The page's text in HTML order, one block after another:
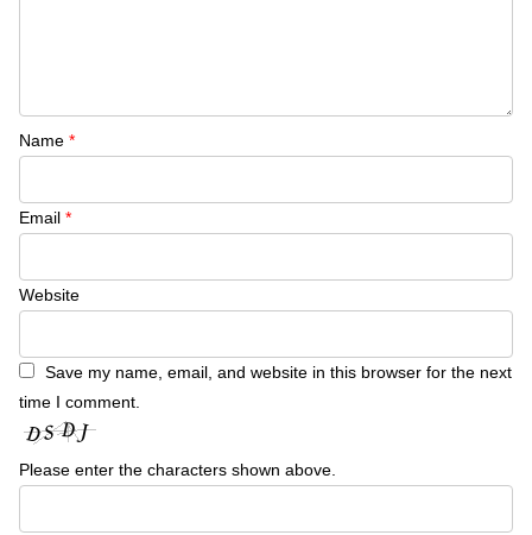
Name *
Email *
Website
Save my name, email, and website in this browser for the next
time I comment.
Please enter the characters shown above.